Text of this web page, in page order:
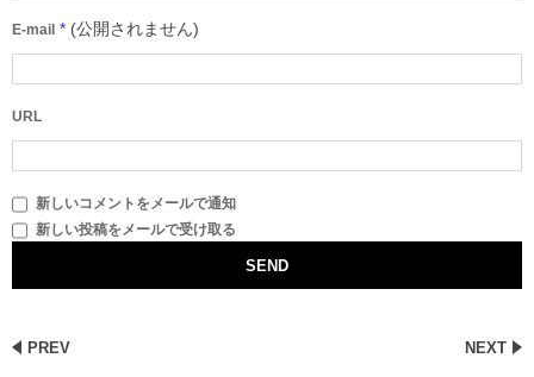
E-mail * (公開されません)
URL
新しいコメントをメールで通知
新しい投稿をメールで受け取る
PREV NEXT